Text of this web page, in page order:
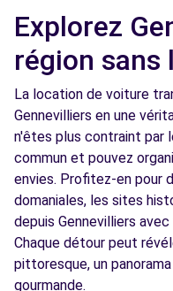
GARE - SANNOIS (C)
92 BOULEVARD
SANNOIS, 95110
Voir l'agence
Free2move Rent -
49 Rue Noël Pons
NANTERRE, 92000
Voir l'agence
Explorez
région sans
La location de voiture
Gennevilliers en une
n'êtes plus contraint par
commun et pouvez
envies. Profitez-en pour
domaniales, les sites
depuis Gennevilliers
Chaque détour peut
pittoresque, un
gourmande.